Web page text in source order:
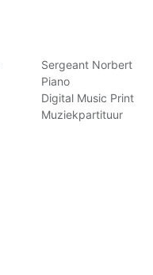
Sergeant Norbert
Piano
Digital Music Print
Muziekpartituur